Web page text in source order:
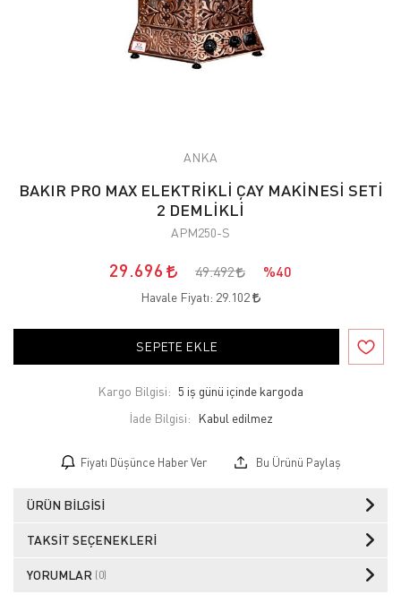
ANKA
BAKIR PRO MAX ELEKTRİKLİ ÇAY MAKİNESİ SETİ
2 DEMLİKLİ
APM250-S
29.696 49.492 %40
Havale Fiyatı: 29.102
SEPETE EKLE
Kargo Bilgisi: 5 iş günü içinde kargoda
İade Bilgisi:
Fiyatı Düşünce Haber Ver Bu Ürünü Paylaş
ÜRÜN BILGISI
TAKSIT SEÇENEKLERI
YORUMLAR (0)